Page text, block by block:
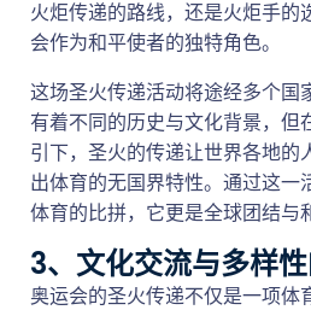
火炬传递的路线，还是火炬手的
会作为和平使者的独特角色。
这场圣火传递活动将途经多个国
有着不同的历史与文化背景，但
引下，圣火的传递让世界各地的
出体育的无国界特性。通过这一
体育的比拼，它更是全球团结与
3、文化交流与多样
奥运会的圣火传递不仅是一项体